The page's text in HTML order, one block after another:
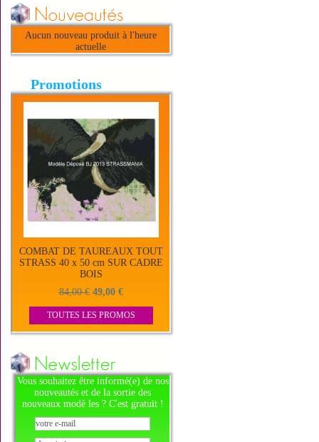
Aucun nouveau produit à l'heure
actuelle
Promotions
COMBAT DE TAUREAUX TOUT
STRASS 40 x 50 cm SUR CADRE
BOIS
84,00 € 49,00 €
TOUTES LES PROMOS
Vous souhaitez être informé(e) de nos
nouveautés et de la sortie des
nouveaux modè les ? C'est gratuit !